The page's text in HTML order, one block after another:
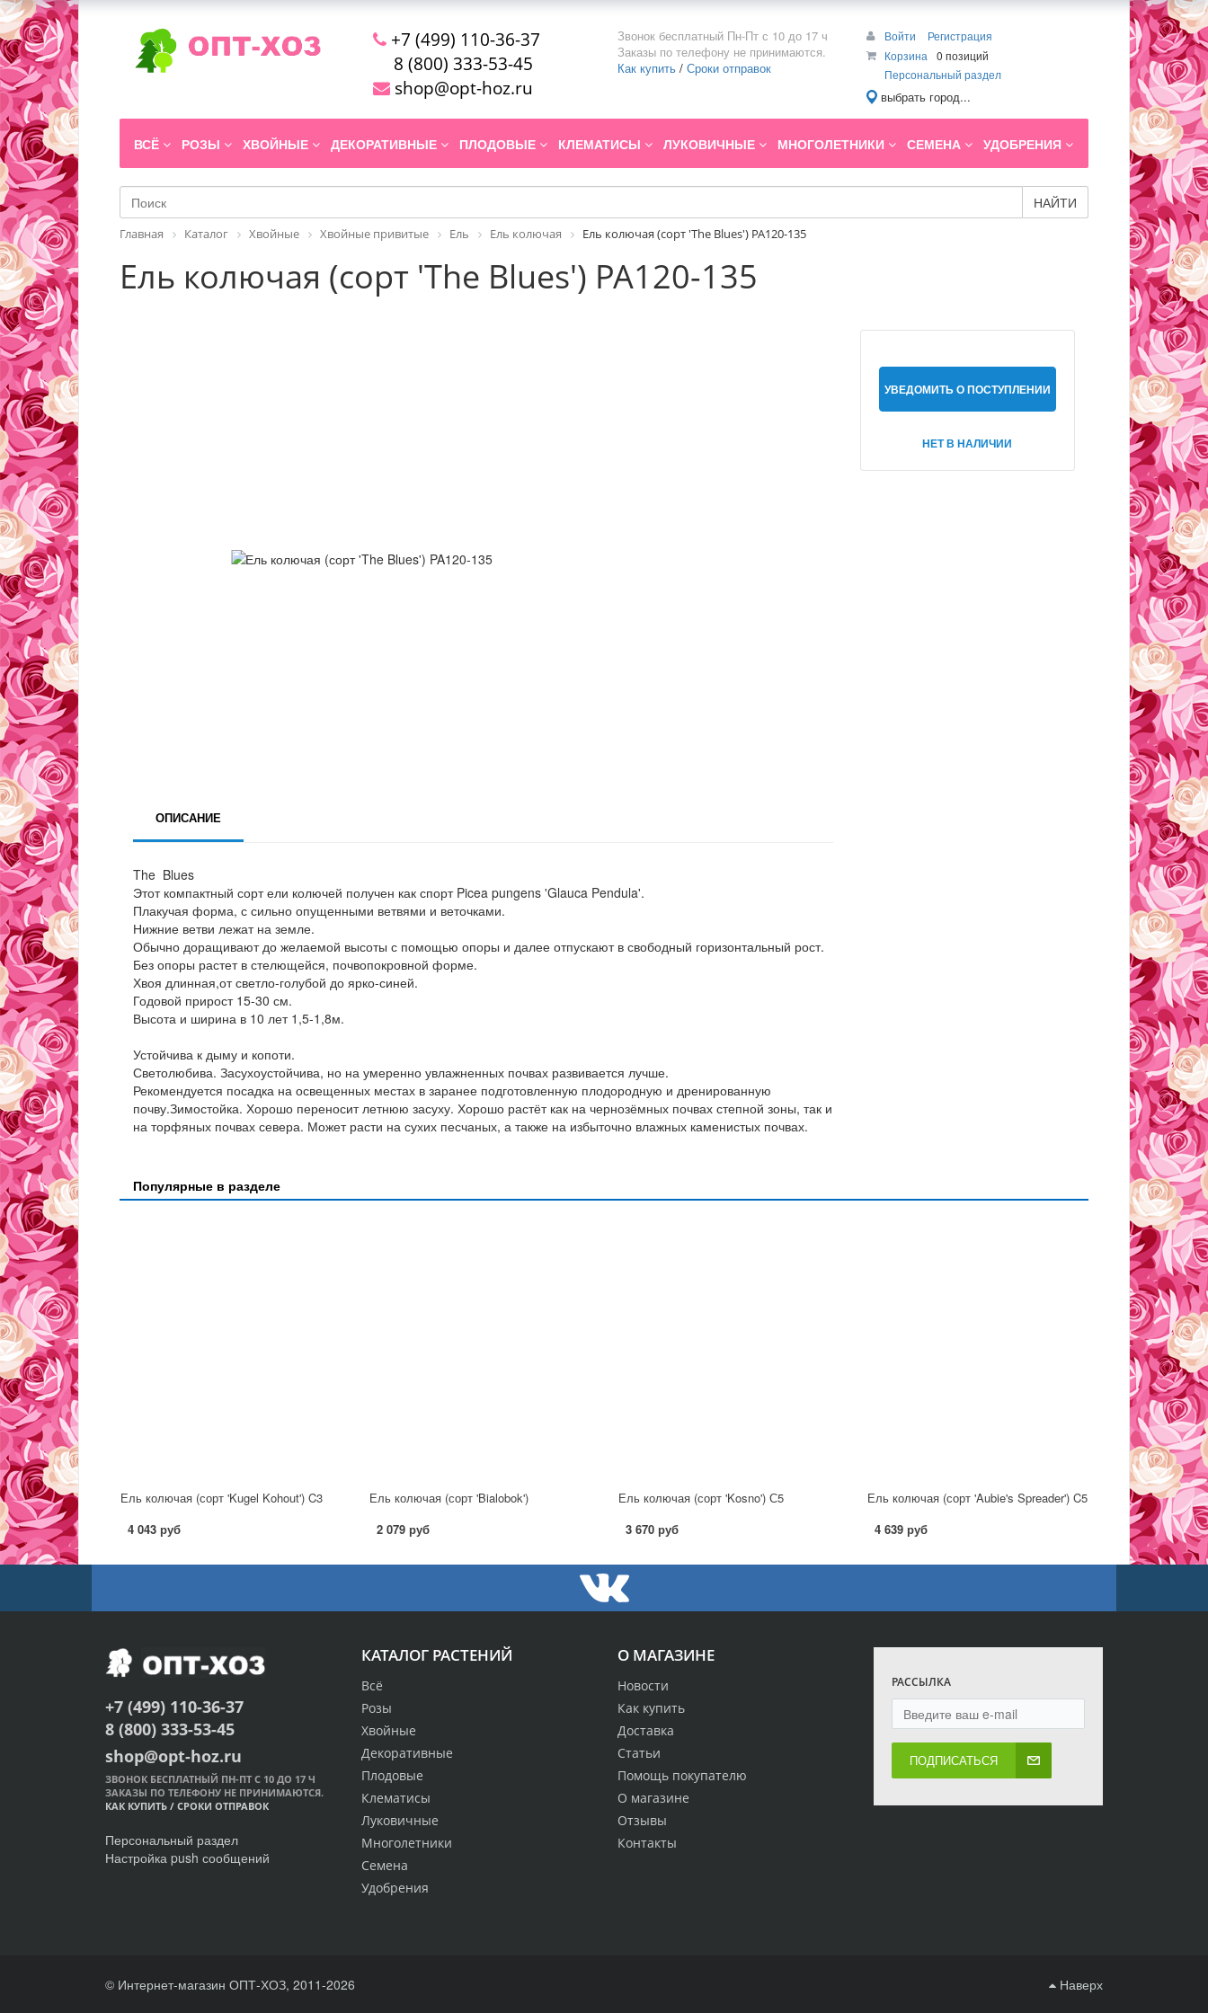
+7 (499) 110-36-37
8 (800) 333-53-45
shop@opt-hoz.ru
Звонок бесплатный Пн-Пт с 10 до 17 ч
Заказы по телефону не принимаются.
Как купить / Сроки отправок
Войти
Регистрация
Корзина
0 позиций
Персональный раздел
выбрать город...
ВСЁ РОЗЫ ХВОЙНЫЕ ДЕКОРАТИВНЫЕ ПЛОДОВЫЕ КЛЕМАТИСЫ ЛУКОВИЧНЫЕ МНОГОЛЕТНИКИ СЕМЕНА УДОБРЕНИЯ
НАЙТИ
Главная Каталог Хвойные Хвойные привитые Ель Ель колючая Ель колючая (сорт 'The Blues') PA120-135
Ель колючая (сорт 'The Blues') PA120-135
УВЕДОМИТЬ О ПОСТУПЛЕНИИ
НЕТ В НАЛИЧИИ
ОПИСАНИЕ
The Blues
Этот компактный сорт ели колючей получен как спорт Picea pungens 'Glauca Pendula'.
Плакучая форма, с сильно опущенными ветвями и веточками.
Нижние ветви лежат на земле.
Обычно доращивают до желаемой высоты с помощью опоры и далее отпускают в свободный горизонтальный рост.
Без опоры растет в стелющейся, почвопокровной форме.
Хвоя длинная,от светло-голубой до ярко-синей.
Годовой прирост 15-30 см.
Высота и ширина в 10 лет 1,5-1,8м.
Устойчива к дыму и копоти.
Светолюбива. Засухоустойчива, но на умеренно увлажненных почвах развивается лучше.
Рекомендуется посадка на освещенных местах в заранее подготовленную плодородную и дренированную
почву.Зимостойка. Хорошо переносит летнюю засуху. Хорошо растёт как на чернозёмных почвах степной зоны, так и
на торфяных почвах севера. Может расти на сухих песчаных, а также на избыточно влажных каменистых почвах.
Популярные в разделе
Ель колючая (сорт 'Kugel Kohout') C3
4 043 руб
Ель колючая (сорт 'Bialobok')
2 079 руб
Ель колючая (сорт 'Kosno') С5
3 670 руб
Ель колючая (сорт 'Aubie's Spreader') C5
4 639 руб
О МАГАЗИНЕ
Новости
Как купить
Доставка
Статьи
Помощь покупателю
О магазине
Отзывы
Контакты
КАТАЛОГ РАСТЕНИЙ
Всё
Розы
Хвойные
Декоративные
Плодовые
Клематисы
Луковичные
Многолетники
Семена
Удобрения
РАССЫЛКА
ПОДПИСАТЬСЯ
+7 (499) 110-36-37
8 (800) 333-53-45
shop@opt-hoz.ru
ЗВОНОК БЕСПЛАТНЫЙ ПН-ПТ С 10 ДО 17 Ч
ЗАКАЗЫ ПО ТЕЛЕФОНУ НЕ ПРИНИМАЮТСЯ.
КАК КУПИТЬ / СРОКИ ОТПРАВОК
Персональный раздел
Настройка push сообщений
© Интернет-магазин ОПТ-ХОЗ, 2011-2026 Наверх